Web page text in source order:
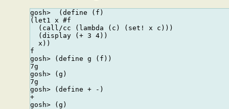
gosh>  (define (f)
(let1 x #f
  (call/cc (lambda (c) (set! x c)))
  (display (+ 3 4))
  x))
f
gosh> (define g (f))
7g
gosh> (g)
7g
gosh> (define + -)
+
gosh> (g)